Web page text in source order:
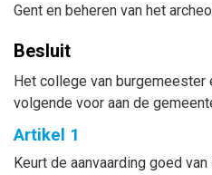
Gent en beheren van het
Besluit
Het college van burgemeester
volgende voor aan de
Artikel 1
Keurt de aanvaarding goed